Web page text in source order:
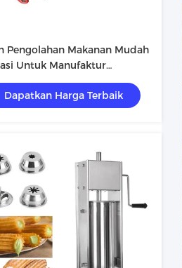
Pengolahan Makanan Mudah
Untuk Manufaktur
Dapatkan Harga Terbaik